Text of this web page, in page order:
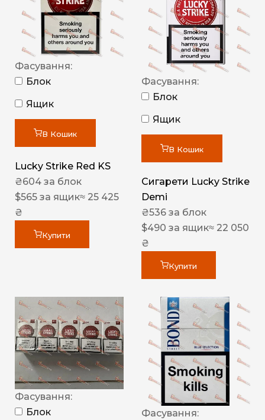
Фасування:
Блок
Ящик
В Кошик
Lucky Strike Red KS
₴604 за блок
$565 за ящик≈ 25 425
₴
Купити
Фасування:
Блок
Ящик
В Кошик
Сигарети Lucky Strike
Demi
₴536 за блок
$490 за ящик≈ 22 050
₴
Купити
Фасування:
Блок
Фасування: